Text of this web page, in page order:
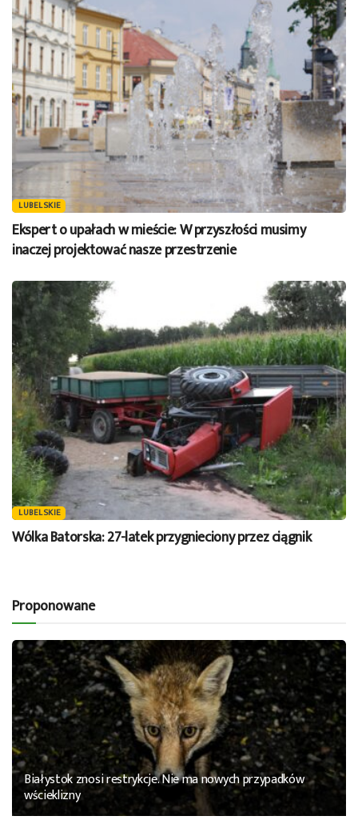
LUBELSKIE
Ekspert o upałach w mieście: W przyszłości musimy
inaczej projektować nasze przestrzenie
LUBELSKIE
Wólka Batorska: 27-latek przygnieciony przez ciągnik
Proponowane
Białystok znosi restrykcje. Nie ma nowych przypadków
wścieklizny